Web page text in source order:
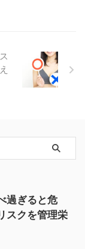
過ぎると危
スクを管理栄